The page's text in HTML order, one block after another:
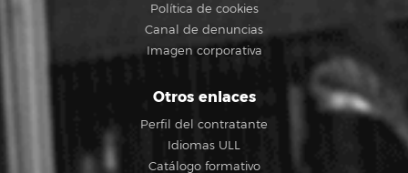
Política de cookies
Canal de denuncias
Imagen corporativa
Otros enlaces
Perfil del contratante
Idiomas ULL
Catálogo formativo